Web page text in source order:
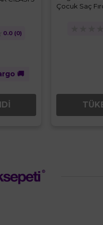
0.0 (0)
🚚
Çocuk Saç